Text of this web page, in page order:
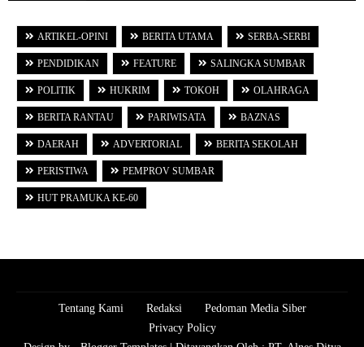
ARTIKEL-OPINI BERITA UTAMA SERBA-SERBI
PENDIDIKAN FEATURE SALINGKA SUMBAR
POLITIK HUKRIM TOKOH OLAHRAGA
BERITA RANTAU PARIWISATA BAZNAS
DAERAH ADVERTORIAL BERITA SEKOLAH
PERISTIWA PEMPROV SUMBAR
HUT PRAMUKA KE-60
Tentang Kami Redaksi
Pedoman Media Siber
Privacy Policy